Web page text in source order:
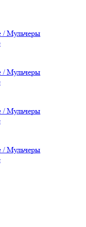
/ Мульчеры
/ Мульчеры
/ Мульчеры
/ Мульчеры